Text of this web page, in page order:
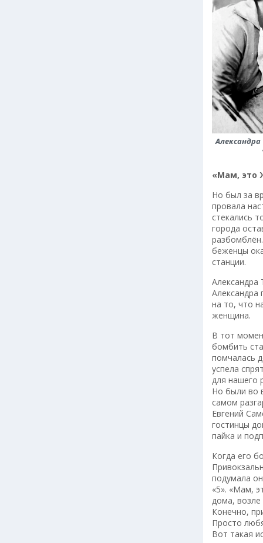
«Мам, это
Но был за
провала
стекались
города
беженцы
станции.
Александра
Александра
на то, что
женщина.
В тот
бомбить
помчалась
успела
для нашего
Но были во
самом
Евгений
гостинцы
пайка и
Когда его
подумала
«5». «Мам,
дома,
Конечно,
Просто
Вот такая